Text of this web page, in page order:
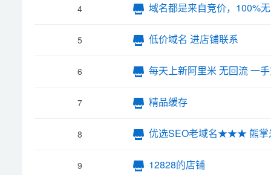
4 域名都是来自竞价，100%
5 低价域名 进店铺联系
6 每天上新阿里米 无回流 一
7 精品缓存
8 优选SEO老域名★★★ 熊掌
9 12828的店铺